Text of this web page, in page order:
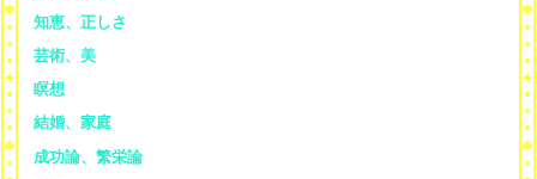
知恵、正しさ
芸術、美
瞑想
結婚、家庭
成功論、繁栄論